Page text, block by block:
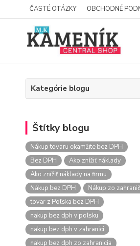
ČASTÉ OTÁZKY OBCHODNÉ
Kategórie blogu
Štítky blogu
Nákup tovaru okamžite bez DPH
Bez DPH
Ako znížiť náklady
Ako znížiť náklady na firmu
Nákup bez DPH
Nákup zo
tovar z Poľska bez DPH
nakup bez dph v polsku
nakup bez dph v zahranici
nakup bez dph zo zahranicia